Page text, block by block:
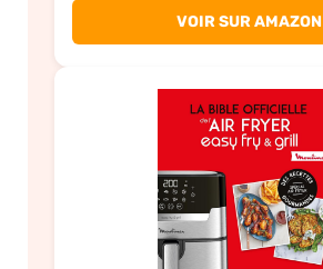
VOIR SUR AMAZON